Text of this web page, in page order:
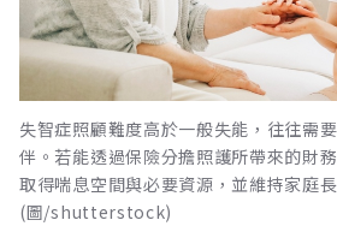
失智症照顧難度高於一般失能，往往需
伴。若能透過保險分擔照護所帶來的財
取得喘息空間與必要資源，並維持家庭
(圖/shutterstock)